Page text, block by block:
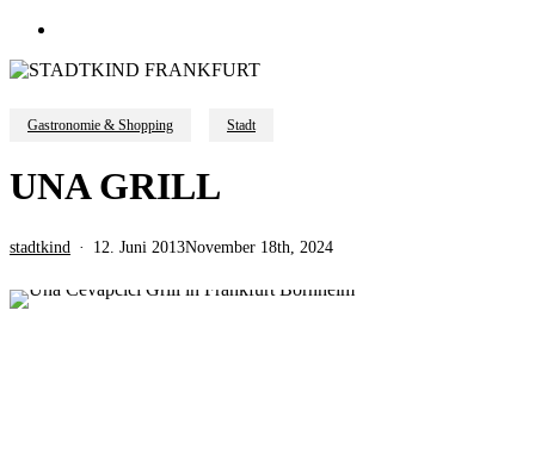
Gastronomie & Shopping Stadt
UNA GRILL
stadtkind 12. Juni 2013November 18th, 2024